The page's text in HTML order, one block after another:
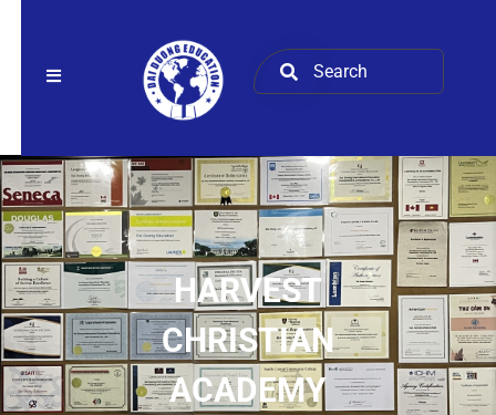
HARVEST
CHRISTIAN
ACADEMY